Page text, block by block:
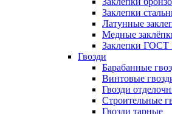
Заклепки
Латунные
Медные
Заклепки ГОСТ
Гвозди
Барабанные
Винтовые
Гвозди
Строительные
Гвозди тарные